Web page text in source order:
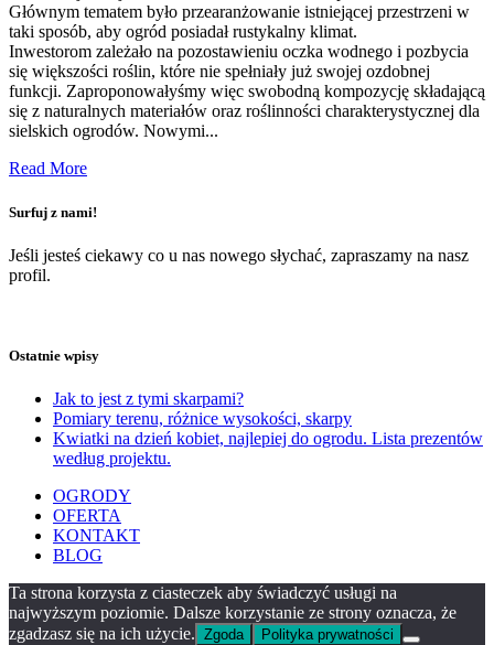
Głównym tematem było przearanżowanie istniejącej przestrzeni w
taki sposób, aby ogród posiadał rustykalny klimat.
Inwestorom zależało na pozostawieniu oczka wodnego i pozbycia
się większości roślin, które nie spełniały już swojej ozdobnej
funkcji. Zaproponowałyśmy więc swobodną kompozycję składającą
się z naturalnych materiałów oraz roślinności charakterystycznej dla
sielskich ogrodów. Nowymi...
Read More
Surfuj z nami!
Jeśli jesteś ciekawy co u nas nowego słychać, zapraszamy na nasz
profil.
Ostatnie wpisy
Jak to jest z tymi skarpami?
Pomiary terenu, różnice wysokości, skarpy
Kwiatki na dzień kobiet, najlepiej do ogrodu. Lista prezentów
według projektu.
OGRODY
OFERTA
KONTAKT
BLOG
Ta strona korzysta z ciasteczek aby świadczyć usługi na
najwyższym poziomie. Dalsze korzystanie ze strony oznacza, że
zgadzasz się na ich użycie. Zgoda Polityka prywatności